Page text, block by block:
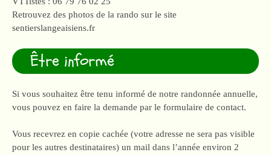
Retrouvez des photos de la rando sur le site
sentierslangeaisiens.fr
Être informé
Si vous souhaitez être tenu informé de notre randonnée annuelle,
vous pouvez en faire la demande par le formulaire de contact.
Vous recevrez en copie cachée (votre adresse ne sera pas visible
pour les autres destinataires) un mail dans l’année environ 2